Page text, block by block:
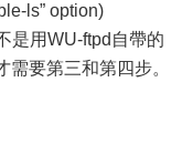
ls” option)
用WU-ftpd自帶的
需要第三和第四步。